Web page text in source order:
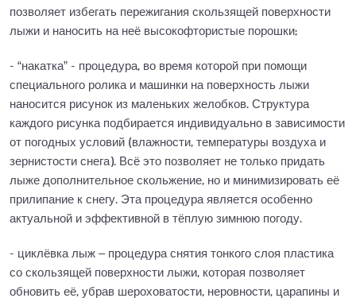
позволяет избегать пережигания скользящей поверхности
лыжи и наносить на неё высокофтористые порошки;
- “накатка” - процедура, во время которой при помощи
специального ролика и машинки на поверхность лыжи
наносится рисунок из маленьких желобков. Структура
каждого рисунка подбирается индивидуально в зависимости
от погодных условий (влажности, температуры воздуха и
зернистости снега). Всё это позволяет не только придать
лыже дополнительное скольжение, но и минимизировать её
прилипание к снегу. Эта процедура является особенно
актуальной и эффективной в тёплую зимнюю погоду.
- циклёвка лыж – процедура снятия тонкого слоя пластика
со скользящей поверхности лыжи, которая позволяет
обновить её, убрав шероховатости, неровности, царапины и